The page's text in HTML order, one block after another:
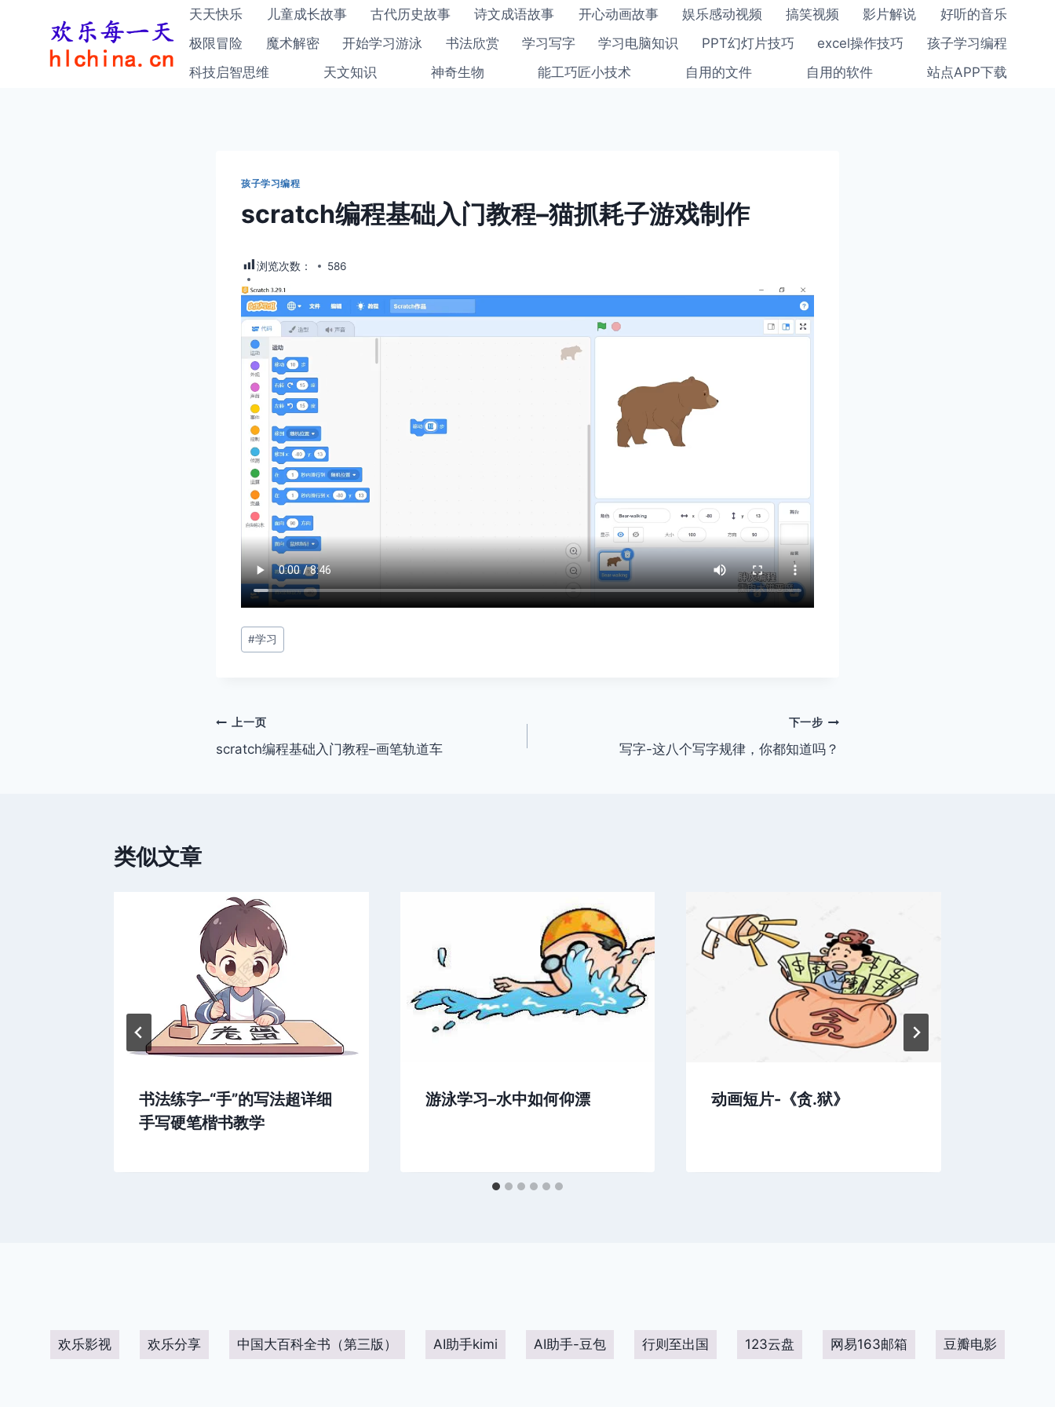
天天快乐 儿童成长故事 古代历史故事 诗文成语故事 开心动画故事 娱乐感动视频 搞笑视频 影片解说
好听的音乐
极限冒险
魔术解密 开始学习游泳 书法欣赏 学习写字 学习电脑知识 PPT幻灯片技巧 excel操作技巧
孩子学习编程
科技启智思维
天文知识 神奇生物 能工巧匠小技术 自用的文件 自用的软件 站点APP下载
孩子学习编程
scratch编程基础入门教程–猫抓耗子游戏制作
浏览次数： 586
文
章
#学习
文
章
上一页
scratch编程基础入门教程–画笔轨道车
下一步
写字-这八个写字规律，你都知道吗？
类似文章
书法练字–“手”的写法超详细
手写硬笔楷书教学
游泳学习–水中如何仰漂 动画短片-《贪.狱》
欢乐影视 欢乐分享 中国大百科全书（第三版） AI助手kimi AI助手-豆包 行则至出国 123云盘 网易163邮箱 豆瓣电影